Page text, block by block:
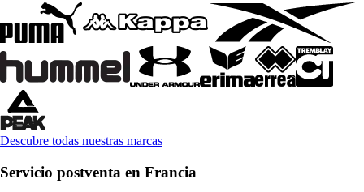
Descubre todas nuestras marcas
Servicio postventa en Francia